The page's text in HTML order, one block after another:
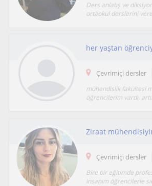
Ders anlatış ve
ortaokul derslerini
her yaştan
Çevrimiçi dersler
mühendislik fakültesi
öğrencilerim vardı.
Çevrimiçi dersler
Bire bir eğitimde
insanım öğrencilerle